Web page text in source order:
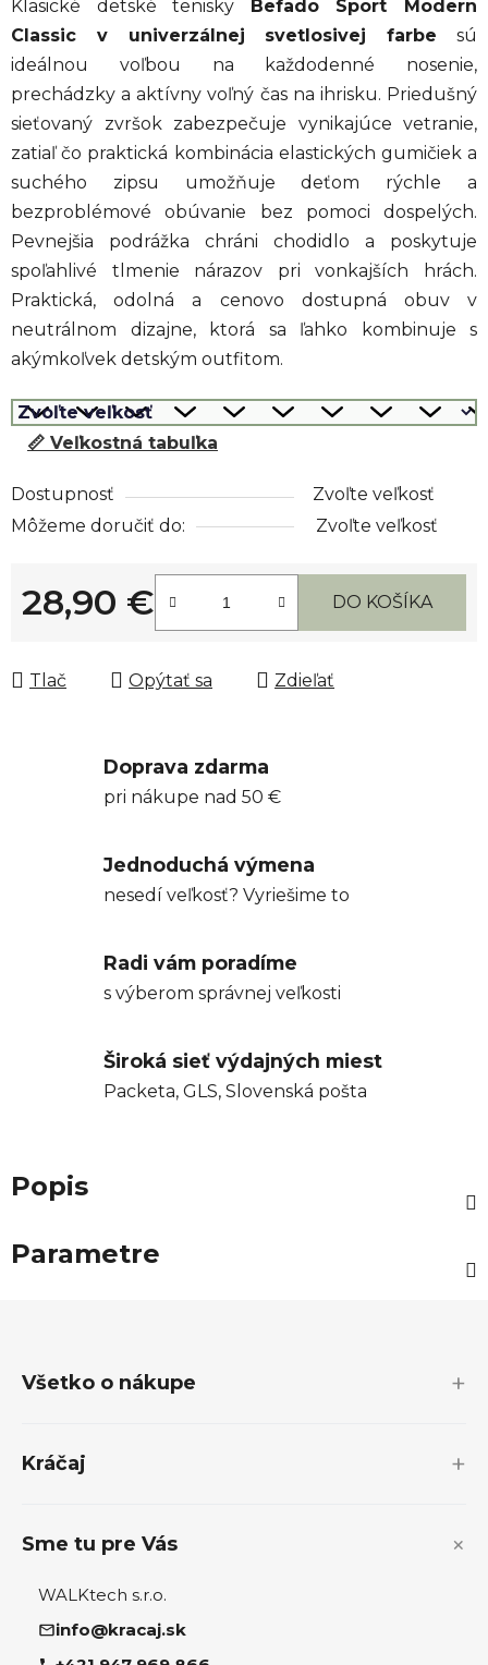
Klasické detské tenisky Befado Sport Modern
Classic v univerzálnej svetlosivej farbe sú
ideálnou voľbou na každodenné nosenie,
prechádzky a aktívny voľný čas na ihrisku. Priedušný
sieťovaný zvršok zabezpečuje vynikajúce vetranie,
zatiaľ čo praktická kombinácia elastických gumičiek a
suchého zipsu umožňuje deťom rýchle a
bezproblémové obúvanie bez pomoci dospelých.
Pevnejšia podrážka chráni chodidlo a poskytuje
spoľahlivé tlmenie nárazov pri vonkajších hrách.
Praktická, odolná a cenovo dostupná obuv v
neutrálnom dizajne, ktorá sa ľahko kombinuje s
akýmkoľvek detským outfitom.
📏 Veľkostná tabuľka
Dostupnosť
Zvoľte veľkosť
Môžeme doručiť do:
Zvoľte veľkosť
28,90 €
Jednotková cena:
DO KOŠÍKA
Tlač Opýtať sa Zdieľať
Doprava zdarma
pri nákupe nad 50 €
Jednoduchá výmena
nesedí veľkosť? Vyriešime to
Radi vám poradíme
s výberom správnej veľkosti
Široká sieť výdajných miest
Packeta, GLS, Slovenská pošta
Popis
Parametre
Všetko o nákupe
Kráčaj
Sme tu pre Vás
WALKtech s.r.o.
info@kracaj.sk